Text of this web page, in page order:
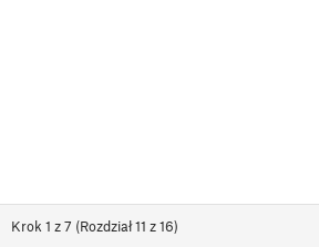
Krok 1 z7 (Rozdział11 z16)